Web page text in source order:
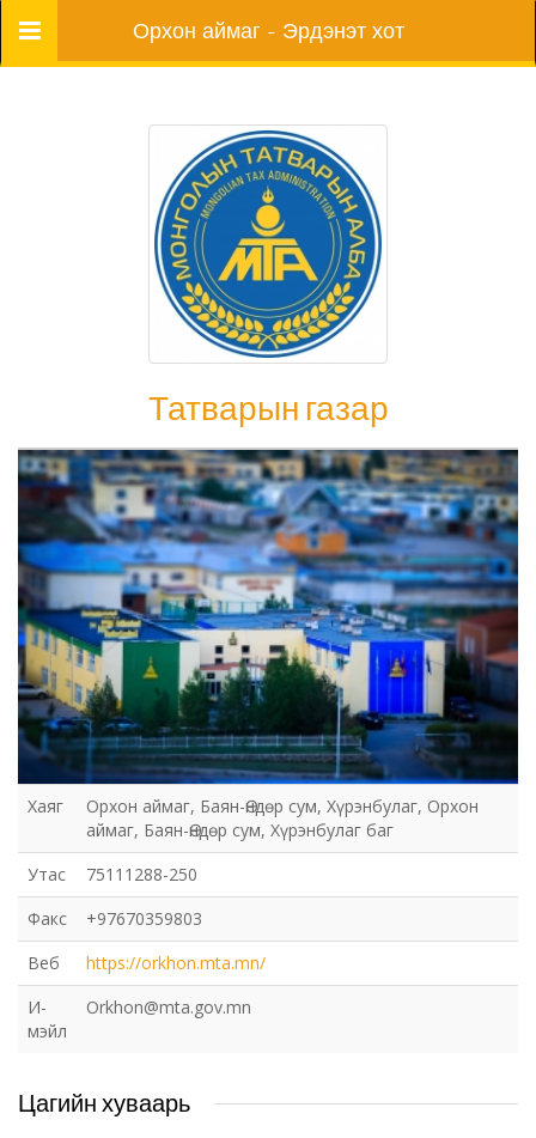
Цэс Орхон аймаг - Эрдэнэт хот
Татварын газар
Татварын газар
Хаяг
Орхон аймаг, Баян-Өндөр сум, Хүрэнбулаг, Орхон
аймаг, Баян-Өндөр сум, Хүрэнбулаг баг
Утас
75111288-250
Факс
+97670359803
Веб
https://orkhon.mta.mn/
И-
мэйл
Orkhon@mta.gov.mn
Цагийн хуваарь